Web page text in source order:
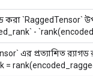
`RaggedTensor`
-
এর প্রত্যাশিত র‍্যাগড
=